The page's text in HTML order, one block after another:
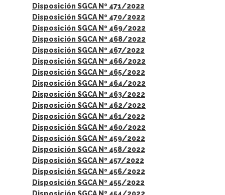
Disposición SGCA Nº 471/2022
Disposición SGCA Nº 470/2022
Disposición SGCA Nº 469/2022
Disposición SGCA Nº 468/2022
Disposición SGCA Nº 467/2022
Disposición SGCA Nº 466/2022
Disposición SGCA Nº 465/2022
Disposición SGCA Nº 464/2022
Disposición SGCA Nº 463/2022
Disposición SGCA Nº 462/2022
Disposición SGCA Nº 461/2022
Disposición SGCA Nº 460/2022
Disposición SGCA Nº 459/2022
Disposición SGCA Nº 458/2022
Disposición SGCA Nº 457/2022
Disposición SGCA Nº 456/2022
Disposición SGCA Nº 455/2022